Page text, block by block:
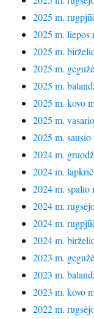
2025 m.
2025 m. liepos
2025 m.
2025 m.
2025 m.
2025 m. kovo
2025 m.
2025 m. sausio
2024 m.
2024 m.
2024 m. spalio
2024 m.
2024 m.
2024 m.
2023 m.
2023 m.
2023 m. kovo
2022 m.